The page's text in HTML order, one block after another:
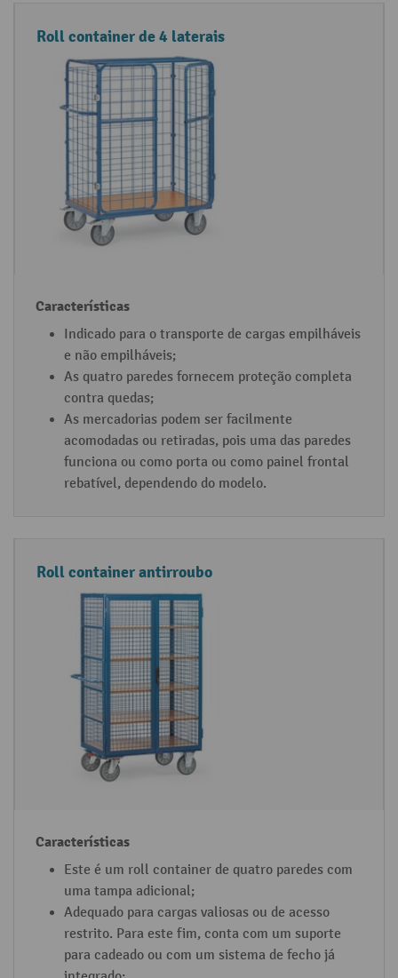
Roll container de 4 laterais
Indicado para o transporte de cargas empilháveis
e não empilháveis;
As quatro paredes fornecem proteção completa
contra quedas;
As mercadorias podem ser facilmente
acomodadas ou retiradas, pois uma das paredes
funciona ou como porta ou como painel frontal
rebatível, dependendo do modelo.
Roll container antirroubo
Este é um roll container de quatro paredes com
uma tampa adicional;
Adequado para cargas valiosas ou de acesso
restrito. Para este fim, conta com um suporte
para cadeado ou com um sistema de fecho já